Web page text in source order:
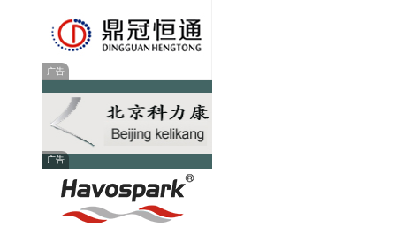
广告
广告